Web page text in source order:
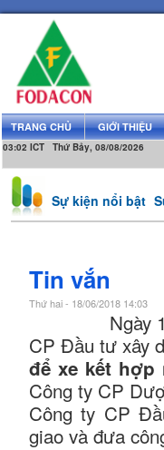
TRANG CHỦ GIỚI THIỆU
03:02 ICT Thứ Bảy, 08/08/2026
Sự kiện nổi bật
Tin vắn
Thứ hai - 18/06/2018 14:03
Ngày 17
CP Đầu tư xây
để xe kết hợp
Công ty CP
Công ty CP
giao và đưa